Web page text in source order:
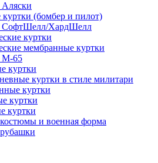
(бомбер и пилот)
СофтШелл/ХардШелл
куртки
мембранные куртки
М-65
куртки
куртки в стиле милитари
куртки
куртки
куртки
и военная форма